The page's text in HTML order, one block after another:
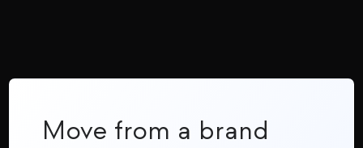
Move from a brand